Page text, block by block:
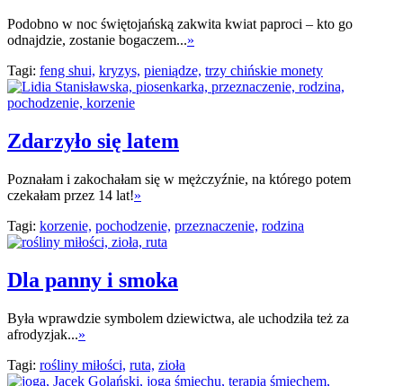
Podobno w noc świętojańską zakwita kwiat paproci – kto go
odnajdzie, zostanie bogaczem...»
Tagi: feng shui, kryzys, pieniądze, trzy chińskie monety
Zdarzyło się latem
Poznałam i zakochałam się w mężczyźnie, na którego potem
czekałam przez 14 lat!»
Tagi: korzenie, pochodzenie, przeznaczenie, rodzina
Dla panny i smoka
Była wprawdzie symbolem dziewictwa, ale uchodziła też za
afrodyzjak...»
Tagi: rośliny miłości, ruta, zioła